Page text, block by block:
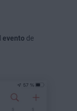
evento de